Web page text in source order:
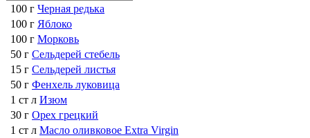
100 г Черная редька
100 г Яблоко
100 г Морковь
50 г Сельдерей стебель
15 г Сельдерей листья
50 г Фенхель луковица
1 ст л Изюм
30 г Орех грецкий
1 ст л Масло оливковое Extra Virgin